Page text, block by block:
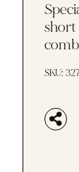
short
SKU: